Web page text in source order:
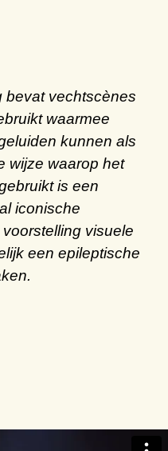
bevat vechtscènes
waarmee
kunnen als
wijze waarop het
is een
iconische
visuele
een epileptische